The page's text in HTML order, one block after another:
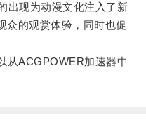
现为动漫文化注入了新
众的观赏体验，同时也促
ACGPOWER加速器中